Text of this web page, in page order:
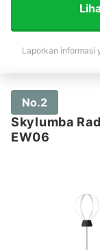
Laporkan informasi
No.2
Skylumba
EW06